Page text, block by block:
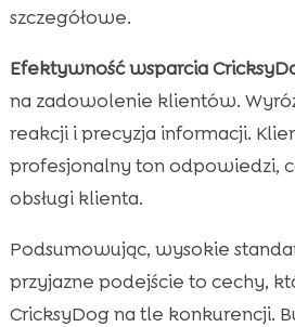
szczegółowe.
Efektywność wsparcia
na zadowolenie klientów.
reakcji i precyzja informacji.
profesjonalny ton odpowiedzi,
obsługi klienta.
Podsumowując, wysokie
przyjazne podejście to cechy,
CricksyDog na tle konkurencji.